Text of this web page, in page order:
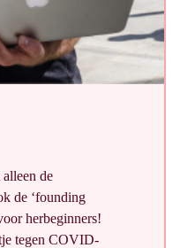
alleen de
de ‘founding
herbeginners!
tegen COVID-